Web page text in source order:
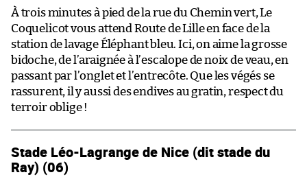
À trois minutes à pied de la rue du Chemin vert, Le
Coquelicot vous attend Route de Lille en face de la
station de lavage Éléphant bleu. Ici, on aime la grosse
bidoche, de l’araignée à l’escalope de noix de veau, en
passant par l’onglet et l’entrecôte. Que les végés se
rassurent, il y aussi des endives au gratin, respect du
terroir oblige !
Stade Léo-Lagrange de Nice (dit stade du
Ray) (06)